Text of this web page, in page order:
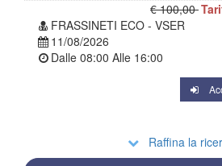
€ 100,00
FRASSINETI ECO - VSER
11/08/2026
Dalle 08:00 Alle 16:00
Raffina la